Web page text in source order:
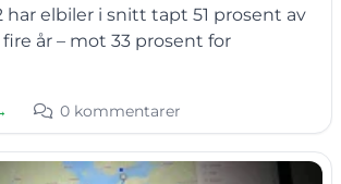
har elbiler i snitt tapt 51 prosent av
år – mot 33 prosent for
0 kommentarer